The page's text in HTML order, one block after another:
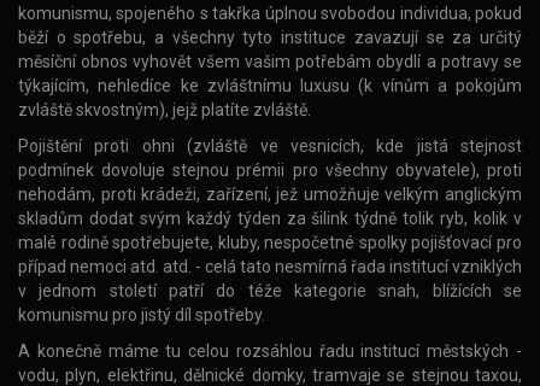
komunismu, spojeného s takřka úplnou svobodou individua, pokud
běží o spotřebu, a všechny tyto instituce zavazují se za určitý
měsíční obnos vyhovět všem vašim potřebám obydlí a potravy se
týkajícím, nehledíce ke zvláštnímu luxusu (k vínům a pokojům
zvláště skvostným), jejž platíte zvláště.
Pojištění proti ohni (zvláště ve vesnicích, kde jistá stejnost
podmínek dovoluje stejnou prémii pro všechny obyvatele), proti
nehodám, proti krádeži, zařízení, jež umožňuje velkým anglickým
skladům dodat svým každý týden za šilink týdně tolik ryb, kolik v
malé rodině spotřebujete, kluby, nespočetné spolky pojišťovací pro
případ nemoci atd. atd. - celá tato nesmírná řada institucí vzniklých
v jednom století patří do téže kategorie snah, blížících se
komunismu pro jistý díl spotřeby.
A konečně máme tu celou rozsáhlou řadu institucí městských -
vodu, plyn, elektřinu, dělnické domky, tramvaje se stejnou taxou,